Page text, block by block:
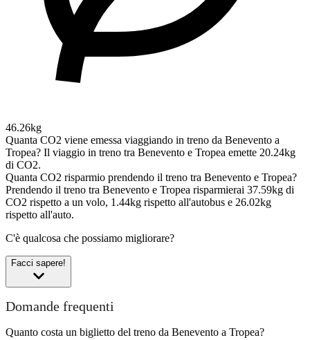
46.26kg
Quanta CO2 viene emessa viaggiando in treno da Benevento a
Tropea? Il viaggio in treno tra Benevento e Tropea emette 20.24kg
di CO2.
Quanta CO2 risparmio prendendo il treno tra Benevento e Tropea?
Prendendo il treno tra Benevento e Tropea risparmierai 37.59kg di
CO2 rispetto a un volo, 1.44kg rispetto all'autobus e 26.02kg
rispetto all'auto.
C'è qualcosa che possiamo migliorare?
Facci sapere!
Domande frequenti
Quanto costa un biglietto del treno da Benevento a Tropea?